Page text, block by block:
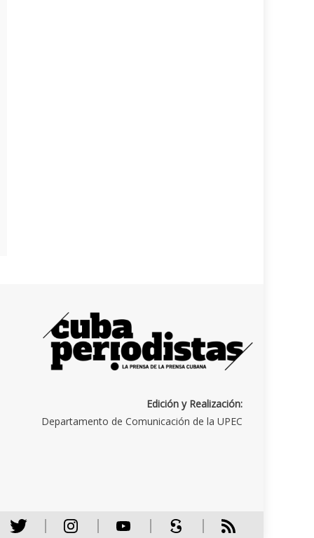
Edición y Realización:
Departamento de Comunicación de la UPEC